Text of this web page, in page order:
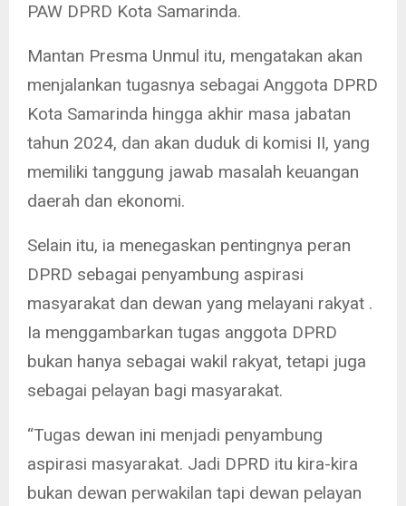
PAW DPRD Kota Samarinda.
Mantan Presma Unmul itu, mengatakan akan
menjalankan tugasnya sebagai Anggota DPRD
Kota Samarinda hingga akhir masa jabatan
tahun 2024, dan akan duduk di komisi II, yang
memiliki tanggung jawab masalah keuangan
daerah dan ekonomi.
Selain itu, ia menegaskan pentingnya peran
DPRD sebagai penyambung aspirasi
masyarakat dan dewan yang melayani rakyat .
Ia menggambarkan tugas anggota DPRD
bukan hanya sebagai wakil rakyat, tetapi juga
sebagai pelayan bagi masyarakat.
“Tugas dewan ini menjadi penyambung
aspirasi masyarakat. Jadi DPRD itu kira-kira
bukan dewan perwakilan tapi dewan pelayan